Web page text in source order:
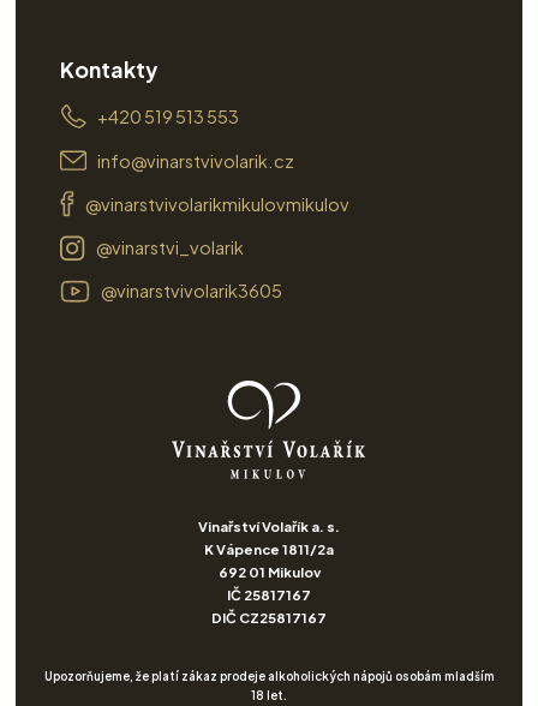
Kontakty
+420 519 513 553
info@vinarstvivolarik.cz
@vinarstvivolarikmikulovmikulov
@vinarstvi_volarik
@vinarstvivolarik3605
Vinařství Volařík a. s.
K Vápence 1811/2a
692 01 Mikulov
IČ 25817167
DIČ CZ25817167
Upozorňujeme, že platí zákaz prodeje alkoholických nápojů osobám mladším
18 let.